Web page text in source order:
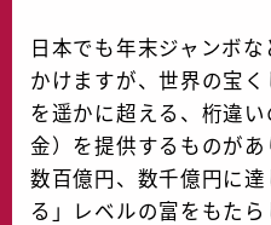
日本でも年末ジャンボ
かけますが、世界の宝
を遥かに超える、桁違
金）を提供するものが
数百億円、数千億円に
る」レベルの富をもたら